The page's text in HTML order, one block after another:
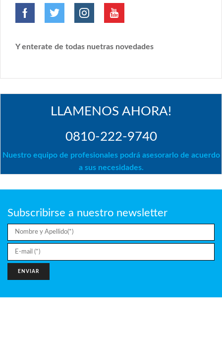
Y enterate de todas nuetras novedades
LLAMENOS AHORA!
0810-222-9740
Nuestro equipo de profesionales podrá asesorarlo de acuerdo
a sus necesidades.
Subscribirse a nuestro newsletter